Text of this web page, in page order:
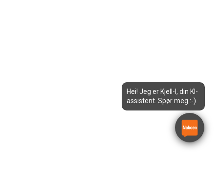
Hei! Jeg er Kjell-I, din KI-
assistent. Spør meg :-)